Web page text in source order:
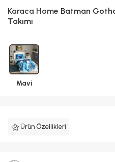
Karaca Home Batman
Takımı
Mavi
Ürün Özellikleri